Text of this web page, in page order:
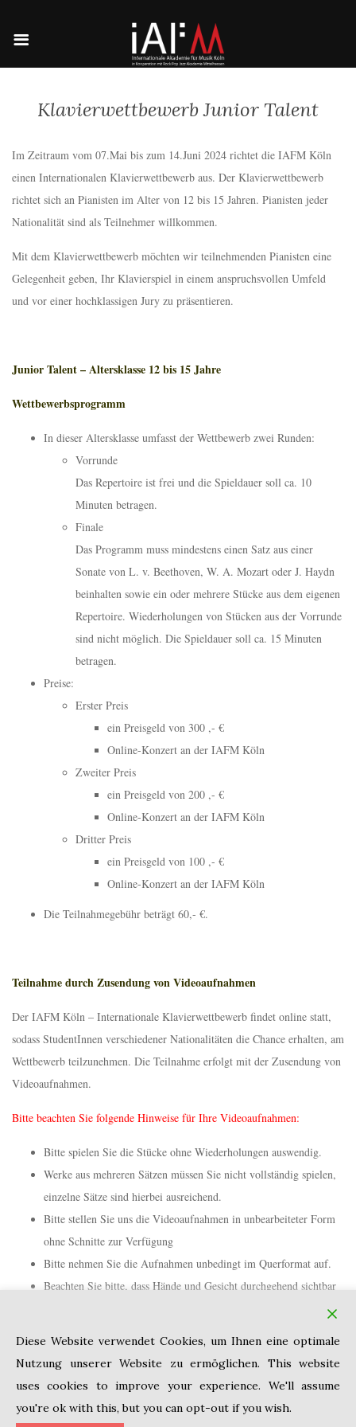
Klavierwettbewerb Junior Talent
Im Zeitraum vom 07.Mai bis zum 14.Juni 2024 richtet die IAFM Köln
einen Internationalen Klavierwettbewerb aus. Der Klavierwettbewerb
richtet sich an Pianisten im Alter von 12 bis 15 Jahren. Pianisten jeder
Nationalität sind als Teilnehmer willkommen.
Mit dem Klavierwettbewerb möchten wir teilnehmenden Pianisten eine
Gelegenheit geben, Ihr Klavierspiel in einem anspruchsvollen Umfeld
und vor einer hochklassigen Jury zu präsentieren.
Junior Talent– Altersklasse 12 bis 15 Jahre
Wettbewerbsprogramm
In dieser Altersklasse umfasst der Wettbewerb zwei Runden:
Vorrunde
Das Repertoire ist frei und die Spieldauer soll ca. 10
Minuten betragen.
Finale
Das Programm muss mindestens einen Satz aus einer
Sonate von L. v. Beethoven, W. A. Mozart oder J. Haydn
beinhalten sowie ein oder mehrere Stücke aus dem eigenen
Repertoire. Wiederholungen von Stücken aus der Vorrunde
sind nicht möglich. Die Spieldauer soll ca. 15 Minuten
betragen.
Preise:
Erster Preis
ein Preisgeld von 300 ,- €
Online-Konzert an der IAFM Köln
Zweiter Preis
ein Preisgeld von 200 ,- €
Online-Konzert an der IAFM Köln
Dritter Preis
ein Preisgeld von 100 ,- €
Online-Konzert an der IAFM Köln
Die Teilnahmegebühr beträgt 60,- €.
Teilnahme durch Zusendung von Videoaufnahmen
Der IAFM Köln – Internationale Klavierwettbewerb findet online statt,
sodass StudentInnen verschiedener Nationalitäten die Chance erhalten, am
Wettbewerb teilzunehmen. Die Teilnahme erfolgt mit der Zusendung von
Videoaufnahmen.
Bitte beachten Sie folgende Hinweise für Ihre Videoaufnahmen:
Bitte spielen Sie die Stücke ohne Wiederholungen auswendig.
Werke aus mehreren Sätzen müssen Sie nicht vollständig spielen,
einzelne Sätze sind hierbei ausreichend.
Bitte stellen Sie uns die Videoaufnahmen in unbearbeiteter Form
ohne Schnitte zur Verfügung
Bitte nehmen Sie die Aufnahmen unbedingt im Querformat auf.
Beachten Sie bitte, dass Hände und Gesicht durchgehend sichtbar
und „IAFM Köln Internationaler Klavierwettbewerb 2024“.
Diese Website verwendet Cookies, um Ihnen eine optimale
Nutzung unserer Website zu ermöglichen. This website
uses cookies to improve your experience. We'll assume
you're ok with this, but you can opt-out if you wish.